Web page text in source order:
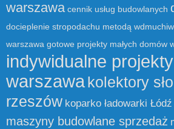
warszawa cennik usług budowlanych
docieplenie stropodachu metodą
warszawa gotowe projekty małych domów
indywidualne
warszawakolektory
rzeszów koparko ładowarki Łódź
maszyny budowlane sprzedaż